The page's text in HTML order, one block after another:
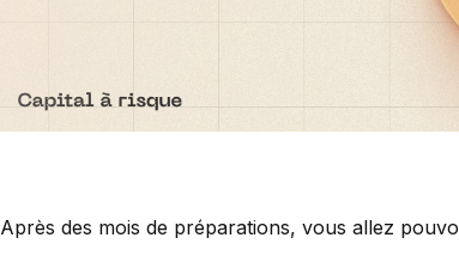
Après des mois de préparations, vous allez